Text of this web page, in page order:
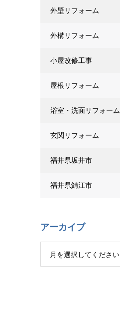
外壁リフォーム
外構リフォーム
小屋改修工事
屋根リフォーム
浴室・洗面リフォーム
玄関リフォーム
福井県坂井市
福井県鯖江市
アーカイブ
月を選択してください